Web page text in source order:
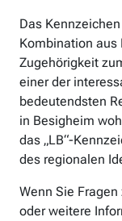
Das
Kombination aus
Zugehörigkeit
einer der
bedeutendsten
in Besigheim
das „LB“-
des regionalen
Wenn Sie
oder weitere